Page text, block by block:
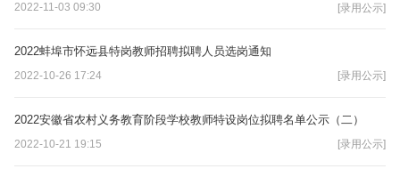
2022-11-03 09:30 [录用公示]
2022蚌埠市怀远县特岗教师招聘拟聘人员选岗通知
2022-10-26 17:24 [录用公示]
2022安徽省农村义务教育阶段学校教师特设岗位拟聘名单公示（二）
2022-10-21 19:15 [录用公示]